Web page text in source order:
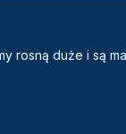
rosną duże i są